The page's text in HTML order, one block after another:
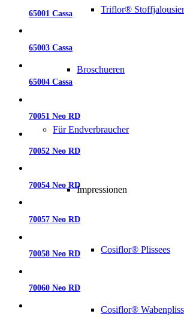
Triflor®
Broschueren
Für Endverbraucher
Impressionen
Cosiflor® Plissees
Cosiflor®
65001 Cassa
65003 Cassa
65004 Cassa
70051 Neo RD
70052 Neo RD
70054 Neo RD
70057 Neo RD
70058 Neo RD
70060 Neo RD